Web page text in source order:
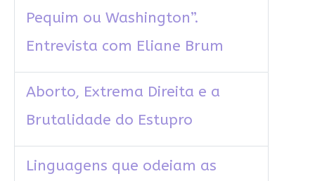
Pequim ou Washington”.
Entrevista com Eliane Brum
Aborto, Extrema Direita e a
Brutalidade do Estupro
Linguagens que odeiam as